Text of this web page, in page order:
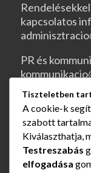
kapcsolatos
PR és
JOGI
ÁSZF
Rendelés és
Tiszteletben
A cookie-k
szabott
Kiválaszthatja,
Testreszabás
elfogadása